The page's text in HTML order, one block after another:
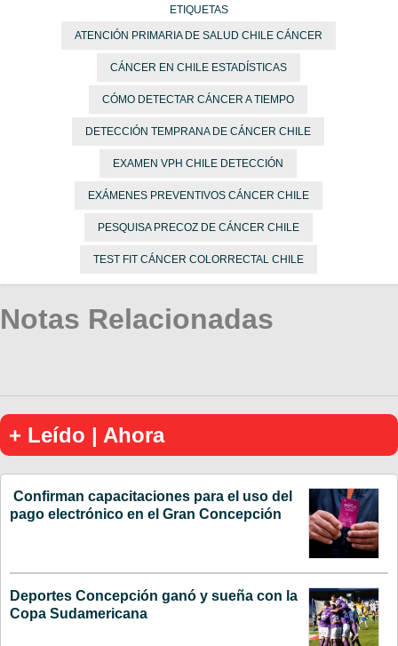
ETIQUETAS
ATENCIÓN PRIMARIA DE SALUD CHILE CÁNCER
CÁNCER EN CHILE ESTADÍSTICAS
CÓMO DETECTAR CÁNCER A TIEMPO
DETECCIÓN TEMPRANA DE CÁNCER CHILE
EXAMEN VPH CHILE DETECCIÓN
EXÁMENES PREVENTIVOS CÁNCER CHILE
PESQUISA PRECOZ DE CÁNCER CHILE
TEST FIT CÁNCER COLORRECTAL CHILE
Notas Relacionadas
+ Leído | Ahora
Confirman capacitaciones para el uso del
pago electrónico en el Gran Concepción
Deportes Concepción ganó y sueña con la
Copa Sudamericana